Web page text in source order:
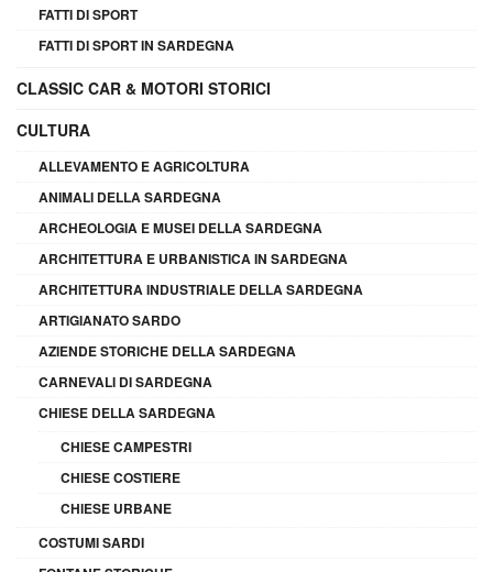
FATTI DI SPORT
FATTI DI SPORT IN SARDEGNA
CLASSIC CAR & MOTORI STORICI
CULTURA
ALLEVAMENTO E AGRICOLTURA
ANIMALI DELLA SARDEGNA
ARCHEOLOGIA E MUSEI DELLA SARDEGNA
ARCHITETTURA E URBANISTICA IN SARDEGNA
ARCHITETTURA INDUSTRIALE DELLA SARDEGNA
ARTIGIANATO SARDO
AZIENDE STORICHE DELLA SARDEGNA
CARNEVALI DI SARDEGNA
CHIESE DELLA SARDEGNA
CHIESE CAMPESTRI
CHIESE COSTIERE
CHIESE URBANE
COSTUMI SARDI